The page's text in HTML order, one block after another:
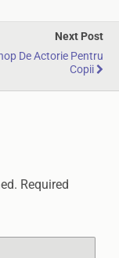
Next Post
De Actorie Pentru
Copii
Required